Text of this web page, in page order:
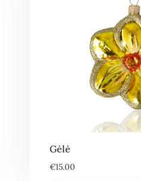
Gėlė
€15.00